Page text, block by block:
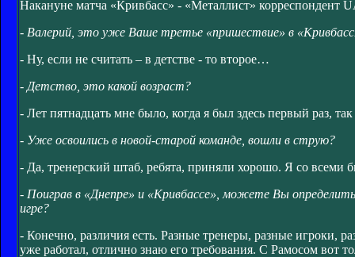
Накануне матча «Кривбасс» - «Металлист» корреспондент
- Валерий, это уже Ваше третье «пришествие» в
- Ну, если не считать – в детстве - то второе…
- Детство, это какой возраст?
- Лет пятнадцать мне было, когда я был здесь первый раз,
- Уже освоились в новой-старой команде, вошли в струю?
- Да, тренерский штаб, ребята, приняли хорошо. Я со всеми
- Поиграв в «Днепре» и «Кривбассе», можете Вы
игре?
- Конечно, различия есть. Разные тренеры, разные
уже работал, отлично знаю его требования. С Рамосом вот